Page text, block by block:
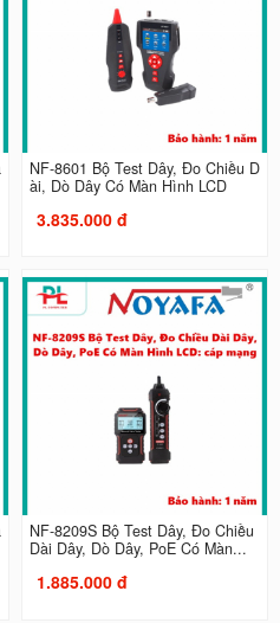
NF-8601 Bộ Test Dây, Đo Chiều D
ài, Dò Dây Có Màn Hình LCD
3.835.000 đ
NF-8209S Bộ Test Dây, Đo Chiều
Dài Dây, Dò Dây, PoE Có Màn...
1.885.000 đ